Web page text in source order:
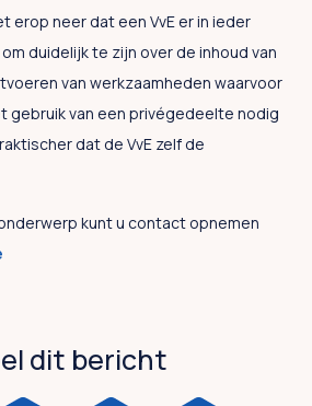
erop neer dat een VvE er in ieder
duidelijk te zijn over de inhoud van
van werkzaamheden waarvoor
gebruik van een privégedeelte nodig
dat de VvE zelf de
kunt u contact opnemen
dit bericht